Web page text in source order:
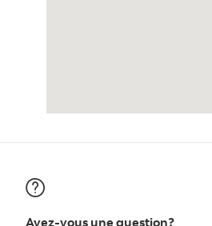
Avez-vous une question?